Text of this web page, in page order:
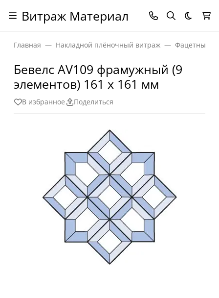
Витраж Материал Темная
Главная Накладной плёночный витраж Фацетные
Бевелс AV109 фрамужный (9
элементов) 161 х 161 мм
В избранное Поделиться